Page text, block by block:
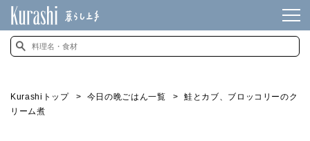
Kurashiトップ 今日の晩ごはん一覧
鮭とカブ、ブロッコリーのク
リーム煮